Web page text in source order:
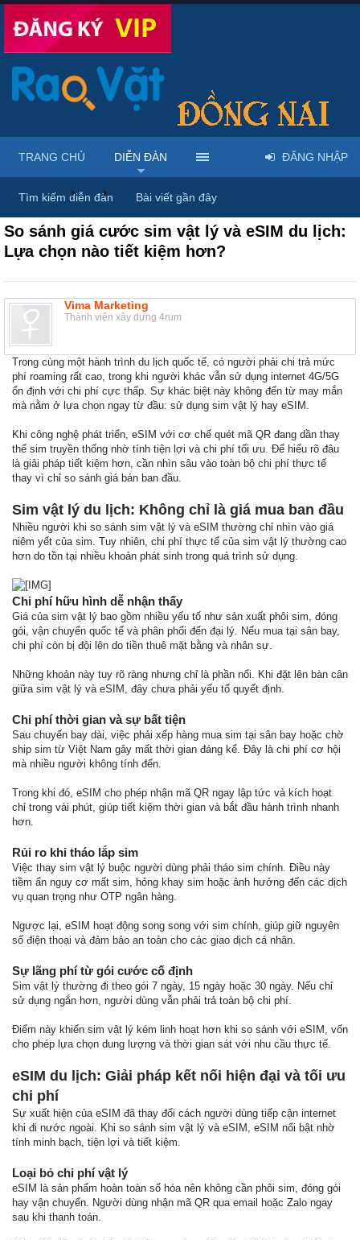
Diễn đàn ... Thảo luận chung & chia sẻ kinh nghiệm
So sánh giá cước sim vật lý và eSIM du lịch:
Lựa chọn nào tiết kiệm hơn?
Vima Marketing
Thành viên xây dựng 4rum
Trong cùng một hành trình du lịch quốc tế, có người phải chi trả mức
phí roaming rất cao, trong khi người khác vẫn sử dụng internet 4G/5G
ổn định với chi phí cực thấp. Sự khác biệt này không đến từ may mắn
mà nằm ở lựa chọn ngay từ đầu: sử dụng sim vật lý hay eSIM.
Khi công nghệ phát triển, eSIM với cơ chế quét mã QR đang dần thay
thế sim truyền thống nhờ tính tiện lợi và chi phí tối ưu. Để hiểu rõ đâu
là giải pháp tiết kiệm hơn, cần nhìn sâu vào toàn bộ chi phí thực tế
thay vì chỉ so sánh giá bán ban đầu.
Sim vật lý du lịch: Không chỉ là giá mua ban đầu
Nhiều người khi so sánh sim vật lý và eSIM thường chỉ nhìn vào giá
niêm yết của sim. Tuy nhiên, chi phí thực tế của sim vật lý thường cao
hơn do tồn tại nhiều khoản phát sinh trong quá trình sử dụng.
Chi phí hữu hình dễ nhận thấy
Giá của sim vật lý bao gồm nhiều yếu tố như sản xuất phôi sim, đóng
gói, vận chuyển quốc tế và phân phối đến đại lý. Nếu mua tại sân bay,
chi phí còn bị đội lên do tiền thuê mặt bằng và nhân sự.
Những khoản này tuy rõ ràng nhưng chỉ là phần nổi. Khi đặt lên bàn cân
giữa sim vật lý và eSIM, đây chưa phải yếu tố quyết định.
Chi phí thời gian và sự bất tiện
Sau chuyến bay dài, việc phải xếp hàng mua sim tại sân bay hoặc chờ
ship sim từ Việt Nam gây mất thời gian đáng kể. Đây là chi phí cơ hội
mà nhiều người không tính đến.
Trong khi đó, eSIM cho phép nhận mã QR ngay lập tức và kích hoạt
chỉ trong vài phút, giúp tiết kiệm thời gian và bắt đầu hành trình nhanh
hơn.
Rủi ro khi tháo lắp sim
Việc thay sim vật lý buộc người dùng phải tháo sim chính. Điều này
tiềm ẩn nguy cơ mất sim, hỏng khay sim hoặc ảnh hưởng đến các dịch
vụ quan trọng như OTP ngân hàng.
Ngược lại, eSIM hoạt động song song với sim chính, giúp giữ nguyên
số điện thoại và đảm bảo an toàn cho các giao dịch cá nhân.
Sự lãng phí từ gói cước cố định
Sim vật lý thường đi theo gói 7 ngày, 15 ngày hoặc 30 ngày. Nếu chỉ
sử dụng ngắn hơn, người dùng vẫn phải trả toàn bộ chi phí.
Điểm này khiến sim vật lý kém linh hoạt hơn khi so sánh với eSIM, vốn
cho phép lựa chọn dung lượng và thời gian sát với nhu cầu thực tế.
eSIM du lịch: Giải pháp kết nối hiện đại và tối ưu
chi phí
Sự xuất hiện của eSIM đã thay đổi cách người dùng tiếp cận internet
khi đi nước ngoài. Khi so sánh sim vật lý và eSIM, eSIM nổi bật nhờ
tính minh bạch, tiện lợi và tiết kiệm.
Loại bỏ chi phí vật lý
eSIM là sản phẩm hoàn toàn số hóa nên không cần phôi sim, đóng gói
hay vận chuyển. Người dùng nhận mã QR qua email hoặc Zalo ngay
sau khi thanh toán.
TRANG CHỦ DIỄN ĐÀN
Tìm kiếm diễn đàn Bài viết gần đây
ĐĂNG NHẬP